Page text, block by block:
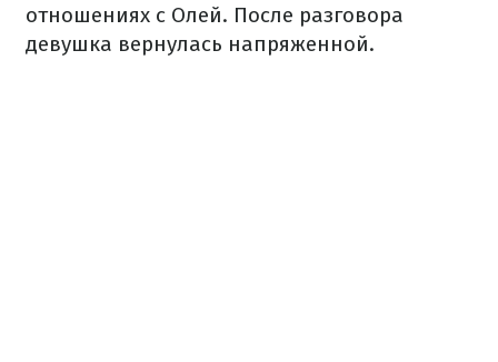
отношениях с Олей. После разговора
девушка вернулась напряженной.